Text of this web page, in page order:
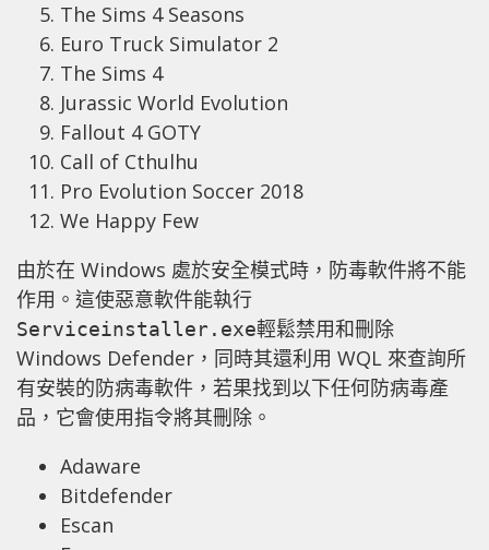
The Sims 4 Seasons
Euro Truck Simulator 2
The Sims 4
Jurassic World Evolution
Fallout 4 GOTY
Call of Cthulhu
Pro Evolution Soccer 2018
We Happy Few
由於在 Windows 處於安全模式時，防毒軟件將不能
作用。這使惡意軟件能執行
Serviceinstaller.exe輕鬆禁用和刪除
Windows Defender，同時其還利用 WQL 來查詢所
有安裝的防病毒軟件，若果找到以下任何防病毒產
品，它會使用指令將其刪除。
Adaware
Bitdefender
Escan